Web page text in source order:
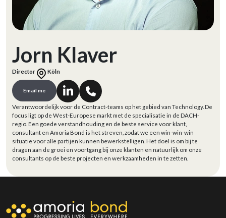
Jorn Klaver
Director Köln
Email me
Verantwoordelijk voor de Contract-teams op het gebied van Technology. De
focus ligt op de West-Europese markt met de specialisatie in de DACH-
regio. Een goede verstandhouding en de beste service voor klant,
consultant en Amoria Bond is het streven, zodat we een win-win-win
situatie voor alle partijen kunnen bewerkstelligen. Het doel is om bij te
dragen aan de groei en voortgang bij onze klanten en natuurlijk om onze
consultants op de beste projecten en werkzaamheden in te zetten.